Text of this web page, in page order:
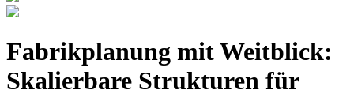
Fabrikplanung mit Weitblick:
Skalierbare Strukturen für